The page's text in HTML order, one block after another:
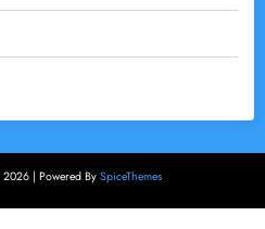
2026 | Powered By SpiceThemes